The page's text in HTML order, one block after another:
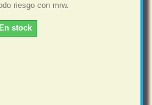
riesgo con mrw.
En stock